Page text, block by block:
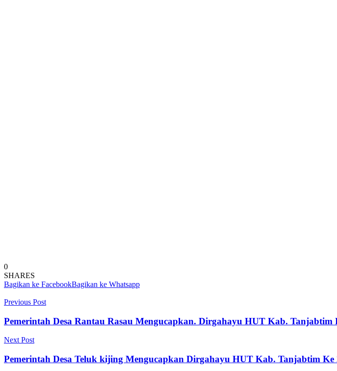
0
SHARES
Bagikan ke FacebookBagikan ke Whatsapp
Previous Post
Pemerintah Desa Rantau Rasau Mengucapkan. Dirgahayu HUT Kab. Tanjabtim
Next Post
Pemerintah Desa Teluk kijing Mengucapkan Dirgahayu HUT Kab. Tanjabtim Ke